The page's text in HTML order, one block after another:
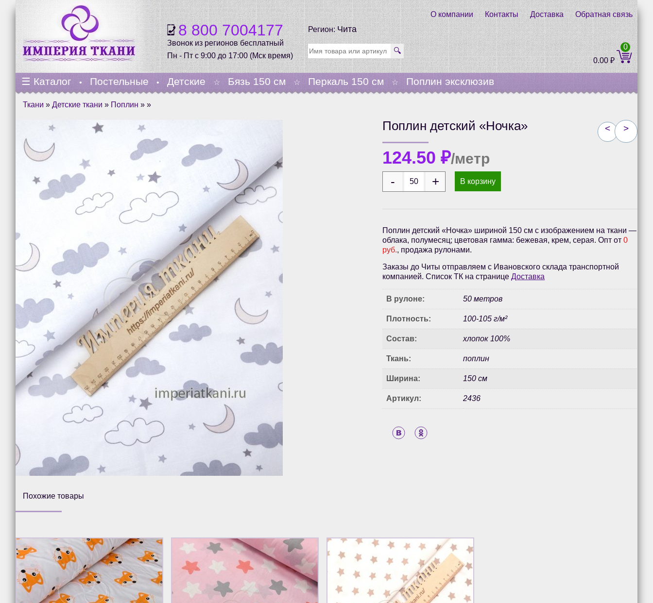
8 800 7004177
Звонок из регионов бесплатный
Пн - Пт с 9:00 до 17:00 (Мск время)
О компании Контакты Доставка
Обратная связь
Регион:Чита
🔍
0.00₽
0
☰ Каталог • Постельные • Детские ☆ Бязь 150 см ☆ Перкаль 150 см ☆ Поплин эксклюзив
Ткани » Детские ткани » Поплин » »
< >
Поплин детский «Ночка»
124.50₽/метр
В корзину
Поплин детский «Ночка» шириной 150 см с изображением на ткани —
облака, полумесяц; цветовая гамма: бежевая, крем, серая. Опт от0
руб., продажа рулонами.
Заказы до Читы отправляем с Ивановского склада транспортной
компанией. Список ТК на страницеДоставка
В рулоне: 50 метров
Плотность: 100-105 г/м²
Состав: хлопок 100%
Ткань: поплин
Ширина: 150 см
Артикул: 2436
Похожие товары